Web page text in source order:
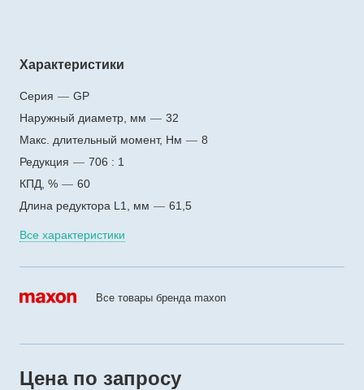
Характеристики
Серия — GP
Наружный диаметр, мм — 32
Макс. длительный момент, Нм — 8
Редукция — 706 : 1
КПД, % — 60
Длина редуктора L1, мм — 61,5
Все характеристики
Все товары бренда maxon
Цена по запросу